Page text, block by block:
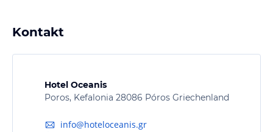
Kontakt
Hotel Oceanis
Poros, Kefalonia 28086 Póros Griechenland
info@hoteloceanis.gr